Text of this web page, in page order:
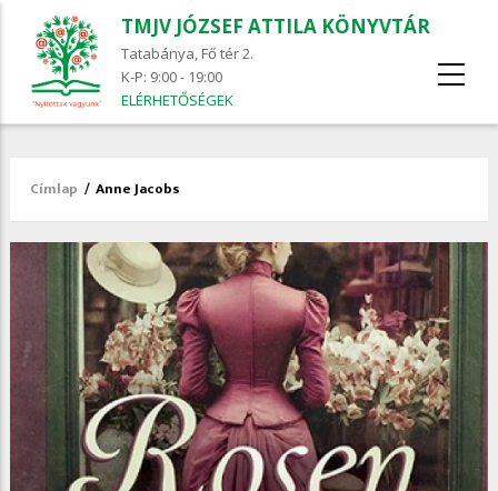
TMJV JÓZSEF ATTILA KÖNYVTÁR
Tatabánya, Fő tér 2.
K-P: 9:00 - 19:00
ELÉRHETŐSÉGEK
Morzsa
Címlap / Anne Jacobs